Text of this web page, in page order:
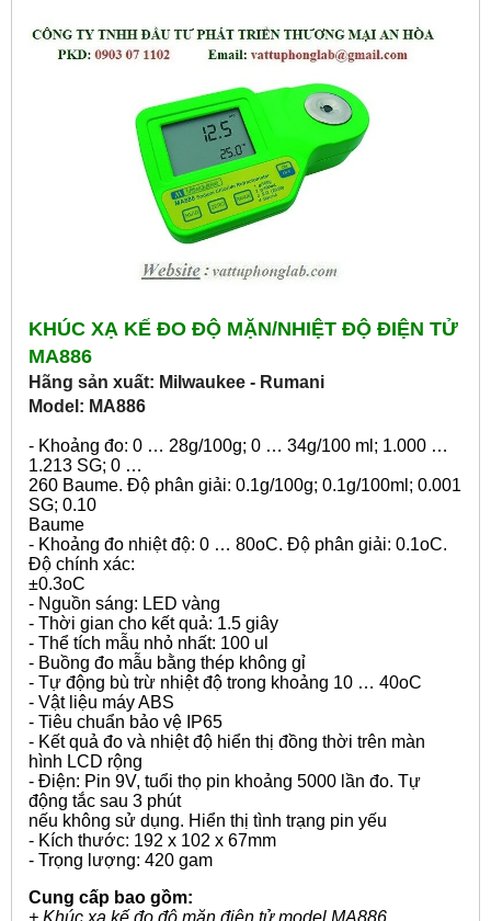
KHÚC XẠ KẾ ĐO ĐỘ MẶN/NHIỆT ĐỘ ĐIỆN TỬ
MA886
Hãng sản xuất: Milwaukee - Rumani
Model: MA886
- Khoảng đo: 0 … 28g/100g; 0 … 34g/100 ml; 1.000 …
1.213 SG; 0 …
260 Baume. Độ phân giải: 0.1g/100g; 0.1g/100ml; 0.001
SG; 0.10
Baume
- Khoảng đo nhiệt độ: 0 … 80oC. Độ phân giải: 0.1oC.
Độ chính xác:
±0.3oC
- Nguồn sáng: LED vàng
- Thời gian cho kết quả: 1.5 giây
- Thể tích mẫu nhỏ nhất: 100 ul
- Buồng đo mẫu bằng thép không gỉ
- Tự động bù trừ nhiệt độ trong khoảng 10 … 40oC
- Vật liệu máy ABS
- Tiêu chuẩn bảo vệ IP65
- Kết quả đo và nhiệt độ hiển thị đồng thời trên màn
hình LCD rộng
- Điện: Pin 9V, tuổi thọ pin khoảng 5000 lần đo. Tự
động tắc sau 3 phút
nếu không sử dụng. Hiển thị tình trạng pin yếu
- Kích thước: 192 x 102 x 67mm
- Trọng lượng: 420 gam
Cung cấp bao gồm: